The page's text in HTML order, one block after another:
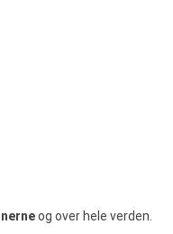
og over hele verden.